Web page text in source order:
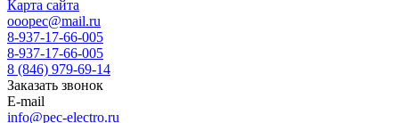
Карта сайта
ooopec@mail.ru
8-937-17-66-005
8-937-17-66-005
8 (846) 979-69-14
Заказать звонок
E-mail
info@pec-electro.ru